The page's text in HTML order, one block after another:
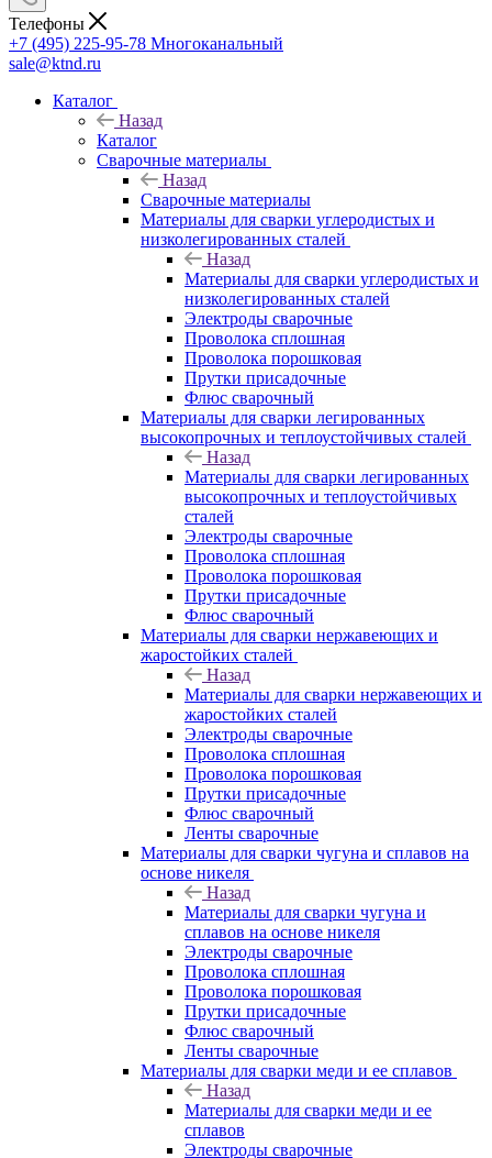
Телефоны
+7 (495) 225-95-78 Многоканальный
sale@ktnd.ru
Каталог
Назад
Каталог
Сварочные материалы
Назад
Сварочные материалы
Материалы для сварки углеродистых и
низколегированных сталей
Назад
Материалы для сварки углеродистых и
низколегированных сталей
Электроды сварочные
Проволока сплошная
Проволока порошковая
Прутки присадочные
Флюс сварочный
Материалы для сварки легированных
высокопрочных и теплоустойчивых сталей
Назад
Материалы для сварки легированных
высокопрочных и теплоустойчивых
сталей
Электроды сварочные
Проволока сплошная
Проволока порошковая
Прутки присадочные
Флюс сварочный
Материалы для сварки нержавеющих и
жаростойких сталей
Назад
Материалы для сварки нержавеющих и
жаростойких сталей
Электроды сварочные
Проволока сплошная
Проволока порошковая
Прутки присадочные
Флюс сварочный
Ленты сварочные
Материалы для сварки чугуна и сплавов на
основе никеля
Назад
Материалы для сварки чугуна и
сплавов на основе никеля
Электроды сварочные
Проволока сплошная
Проволока порошковая
Прутки присадочные
Флюс сварочный
Ленты сварочные
Материалы для сварки меди и ее сплавов
Назад
Материалы для сварки меди и ее
сплавов
Электроды сварочные